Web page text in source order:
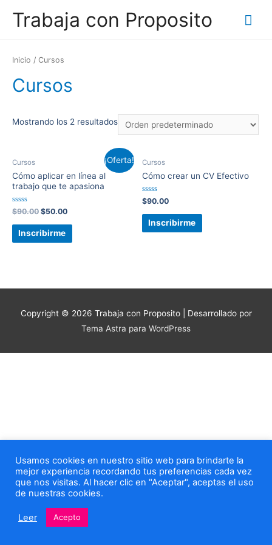
Trabaja con Proposito
Inicio / Cursos
Cursos
Mostrando los 2 resultados
¡Oferta!
Cursos
Cómo aplicar en línea al
trabajo que te apasiona
Valorado
con
0
de
$90.00 $50.00
Inscribirme
Cursos
Cómo crear un CV Efectivo
Valorado
con
0
de
$90.00
Inscribirme
Copyright © 2026 Trabaja con Proposito| Desarrollado por
Tema Astra para WordPress
Usamos cookies en nuestro sitio web para brindarte la
mejor experiencia recordando tus preferencias cada vez
que nos visitas. Al hacer clic en "Aceptar", aceptas el uso
de nuestras cookies.
Leer Acepto